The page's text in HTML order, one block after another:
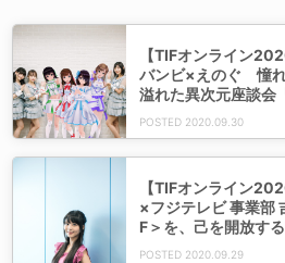
【TIFオンライン
バンビ×えのぐ 憧
溢れた異次元座談会
もらえるように頑張
2020.09.30
【TIFオンライン
×フジテレビ 事業部
F＞を、己を開放す
ら楽しいと思います」
2020.09.29